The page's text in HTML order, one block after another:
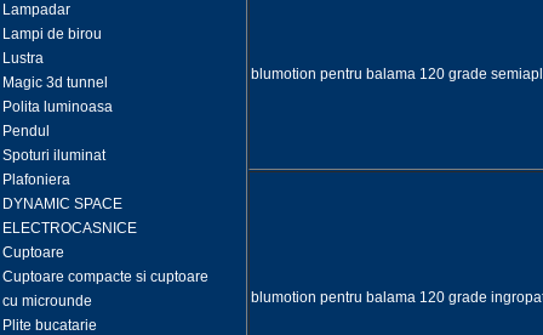
Lampadar
Lampi de birou
Lustra
Magic 3d tunnel
Polita luminoasa
Pendul
Spoturi iluminat
Plafoniera
DYNAMIC SPACE
ELECTROCASNICE
Cuptoare
Cuptoare compacte si cuptoare
cu microunde
Plite bucatarie
blumotion pentru balama 120 grade
blumotion pentru balama 120 grade